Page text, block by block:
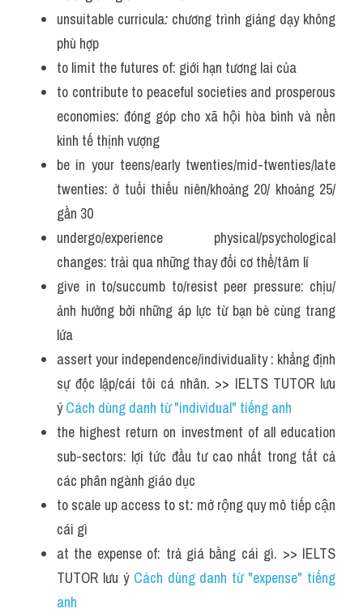
unsuitable curricula: chương trình giảng dạy không
phù hợp
to limit the futures of: giới hạn tương lai của
to contribute to peaceful societies and prosperous
economies: đóng góp cho xã hội hòa bình và nền
kinh tế thịnh vượng
be in your teens/early twenties/mid-twenties/late
twenties: ở tuổi thiếu niên/khoảng 20/ khoảng 25/
gần 30
undergo/experience physical/psychological
changes: trải qua những thay đổi cơ thể/tâm lí
give in to/succumb to/resist peer pressure: chịu/
ảnh hưởng bởi những áp lực từ bạn bè cùng trang
lứa
assert your independence/individuality : khẳng định
sự độc lập/cái tôi cá nhân. >> IELTS TUTOR lưu
ý Cách dùng danh từ "individual" tiếng anh
the highest return on investment of all education
sub-sectors: lợi tức đầu tư cao nhất trong tất cả
các phân ngành giáo dục
to scale up access to st: mở rộng quy mô tiếp cận
cái gì
at the expense of: trả giá bằng cái gì. >> IELTS
TUTOR lưu ý Cách dùng danh từ "expense" tiếng
anh